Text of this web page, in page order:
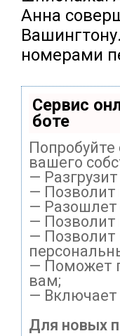
Анна
номерами
Сервис
боте
вашего
—
— Позволит
— Разошлет
— Позволит
— Позволит
— Поможет
вам;
— Включает
Для новых